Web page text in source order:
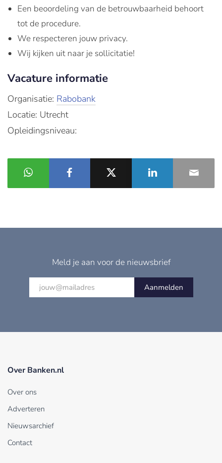
Een beoordeling van de betrouwbaarheid behoort
tot de procedure.
We respecteren jouw privacy.
Wij kijken uit naar je sollicitatie!
Vacature informatie
Organisatie: Rabobank
Locatie: Utrecht
Opleidingsniveau:
Meld je aan voor de nieuwsbrief
Aanmelden
Over Banken.nl
Over ons
Adverteren
Nieuwsarchief
Contact